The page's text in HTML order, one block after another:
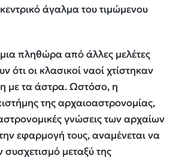
άγαλμα του τιμώμενου
πληθώρα από άλλες μελέτες
ότι οι κλασικοί ναοί χτίστηκαν
με τα άστρα. Ωστόσο, η
της αρχαιοαστρονομίας,
γνώσεις των αρχαίων
εφαρμογή τους, αναμένεται να
μεταξύ της